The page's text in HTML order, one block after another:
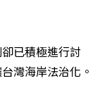
已積極進行討
灣海岸法治化。